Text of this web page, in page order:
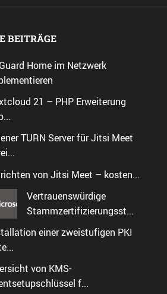
BEITRÄGE
Home im Netzwerk
21 – PHP Erweiterung
TURN Server für Jitsi Meet
von Jitsi Meet – kosten...
Vertrauenswürdige
Stammzertifizierungsst...
einer zweistufigen PKI
von KMS-
f...